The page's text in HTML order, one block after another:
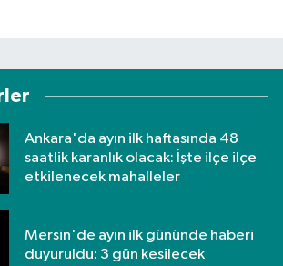
Ankara'da ayın ilk haftasında 48
saatlik karanlık olacak: İşte ilçe ilçe
etkilenecek mahalleler
Mersin'de ayın ilk gününde haberi
duyuruldu: 3 gün kesilecek